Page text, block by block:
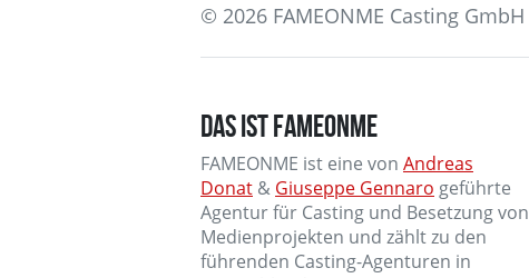
© 2026 FAMEONME Casting GmbH
DAS IST FAMEONME
FAMEONME ist eine von Andreas
Donat & Giuseppe Gennaro geführte
Agentur für Casting und Besetzung von
Medienprojekten und zählt zu den
führenden Casting-Agenturen in